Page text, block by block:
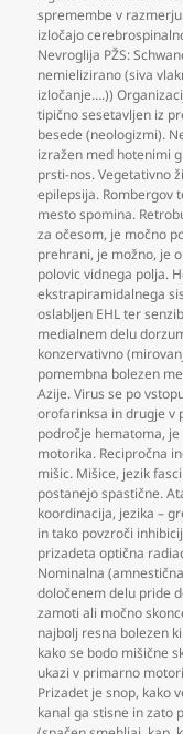
spremembe v
izločajo
Nevroglija PŽS:
nemielizirano (siva
izločanje….))
tipično sesetavljen iz
besede (neologizmi).
izražen med hotenimi
prsti-nos. Vegetativno
epilepsija. Rombergov
mesto spomina.
za očesom, je močno
prehrani, je možno, je
polovic vidnega polja.
ekstrapiramidalnega
oslabljen EHL ter
medialnem delu
konzervativno
pomembna bolezen
Azije. Virus se po
orofarinksa in drugje v
področje hematoma,
motorika. Recipročna
mišic. Mišice, jezik
postanejo spastične.
koordinacija, jezika –
in tako povzroči
prizadeta optična
Nominalna
določenem delu pride
zamoti ali močno
najbolj resna bolezen
kako se bodo mišične
ukazi v primarno
Prizadet je snop, kako
kanal ga stisne in zato